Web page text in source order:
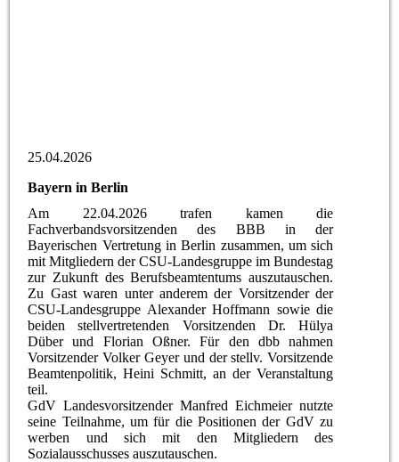
25.04.2026
Bayern in Berlin
Am 22.04.2026 trafen kamen die
Fachverbandsvorsitzenden des BBB in der
Bayerischen Vertretung in Berlin zusammen, um sich
mit Mitgliedern der CSU-Landesgruppe im Bundestag
zur Zukunft des Berufsbeamtentums auszutauschen.
Zu Gast waren unter anderem der Vorsitzender der
CSU-Landesgruppe Alexander Hoffmann sowie die
beiden stellvertretenden Vorsitzenden Dr. Hülya
Düber und Florian Oßner. Für den dbb nahmen
Vorsitzender Volker Geyer und der stellv. Vorsitzende
Beamtenpolitik, Heini Schmitt, an der Veranstaltung
teil.
GdV Landesvorsitzender Manfred Eichmeier nutzte
seine Teilnahme, um für die Positionen der GdV zu
werben und sich mit den Mitgliedern des
Sozialausschusses auszutauschen.